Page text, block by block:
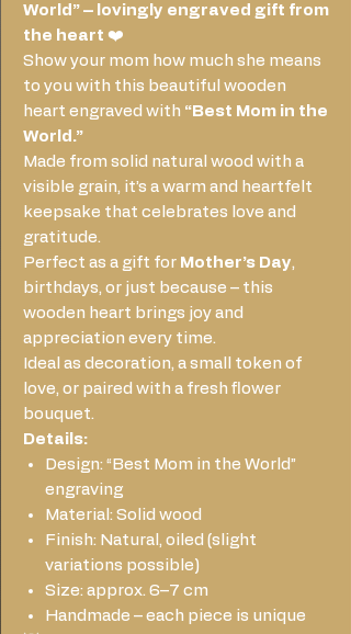
World” – lovingly engraved gift from
the heart ❤️
Show your mom how much she means
to you with this beautiful wooden
heart engraved with “Best Mom in the
World.”
Made from solid natural wood with a
visible grain, it’s a warm and heartfelt
keepsake that celebrates love and
gratitude.
Perfect as a gift for Mother’s Day,
birthdays, or just because – this
wooden heart brings joy and
appreciation every time.
Ideal as decoration, a small token of
love, or paired with a fresh flower
bouquet.
Details:
Design: “Best Mom in the World”
engraving
Material: Solid wood
Finish: Natural, oiled (slight
variations possible)
Size: approx. 6–7 cm
Handmade – each piece is unique